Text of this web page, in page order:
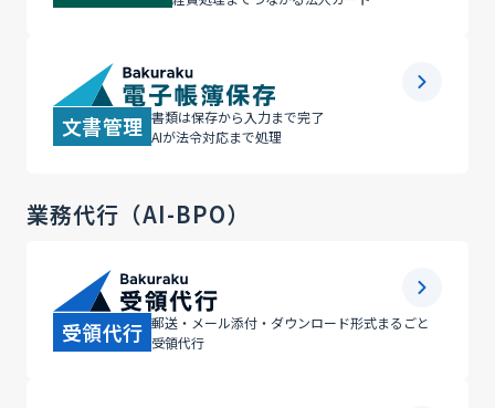
文書管理 書類は保存から入力まで完了
AIが法令対応まで処理
業務代行（AI-BPO）
受領代行 郵送・メール添付・ダウンロード形式まるごと
受領代行